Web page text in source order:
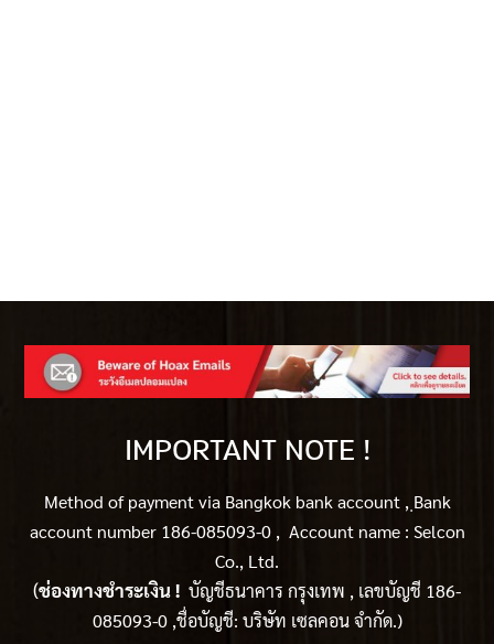
IMPORTANT NOTE !
Method of payment via Bangkok bank account , ฺBank
account number 186-085093-0 , Account name : Selcon
Co., Ltd.
(ช่องทางชำระเงิน ! บัญชีธนาคาร กรุงเทพ , เลขบัญชี 186-
085093-0 ,ชื่อบัญชี: บริษัท เซลคอน จำกัด.)